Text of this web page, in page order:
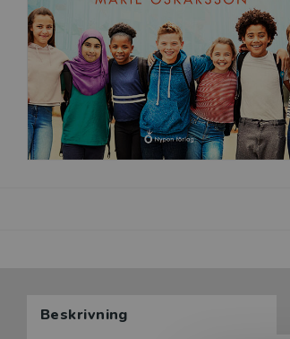
Beskrivning